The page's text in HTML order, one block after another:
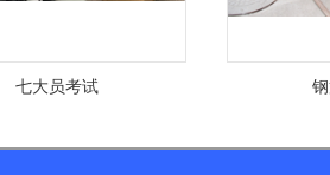
七大员考试 钢